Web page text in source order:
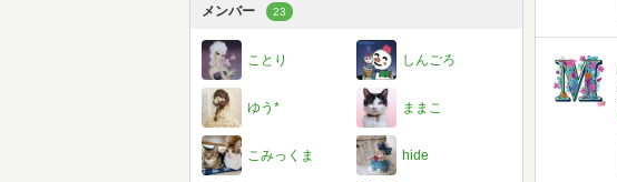
メンバー 23
ことり しんごろ
ゆう* ままこ
こみっくま hide